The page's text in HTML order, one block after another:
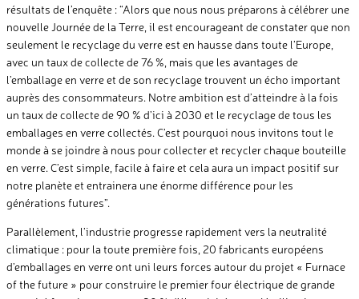
résultats de l’enquête : “Alors que nous nous préparons à célébrer une
nouvelle Journée de la Terre, il est encourageant de constater que non
seulement le recyclage du verre est en hausse dans toute l’Europe,
avec un taux de collecte de 76 %, mais que les avantages de
l’emballage en verre et de son recyclage trouvent un écho important
auprès des consommateurs. Notre ambition est d’atteindre à la fois
un taux de collecte de 90 % d’ici à 2030 et le recyclage de tous les
emballages en verre collectés. C’est pourquoi nous invitons tout le
monde à se joindre à nous pour collecter et recycler chaque bouteille
en verre. C’est simple, facile à faire et cela aura un impact positif sur
notre planète et entrainera une énorme différence pour les
générations futures”.
Parallèlement, l’industrie progresse rapidement vers la neutralité
climatique : pour la toute première fois, 20 fabricants européens
d’emballages en verre ont uni leurs forces autour du projet « Furnace
of the future » pour construire le premier four électrique de grande